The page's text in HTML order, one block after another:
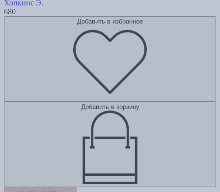
Хопкинс Э.
680
Добавить в избранное
Добавить в корзину